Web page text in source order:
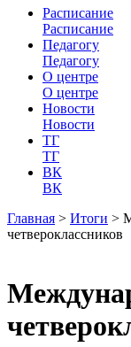
Расписание
Расписание
Педагогу
Педагогу
О центре
О центре
Новости
Новости
ТГ
ТГ
ВК
ВК
Главная > Итоги >
четвероклассников